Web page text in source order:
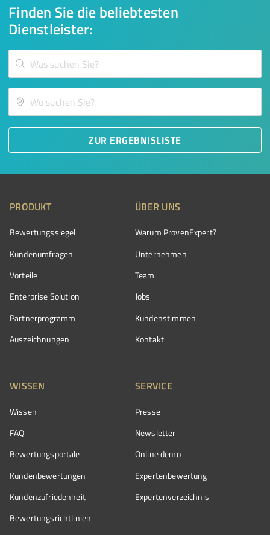
Finden Sie die beliebtesten
Dienstleister:
ZUR ERGEBNISLISTE
PRODUKT
Bewertungssiegel
Kundenumfragen
Vorteile
Enterprise Solution
Partnerprogramm
Auszeichnungen
ÜBER UNS
Warum ProvenExpert?
Unternehmen
Team
Jobs
Kundenstimmen
Kontakt
WISSEN
Wissen
FAQ
Bewertungsportale
Kundenbewertungen
Kundenzufriedenheit
Bewertungs­richtlinien
SERVICE
Presse
Newsletter
Online demo
Expertenbewertung
Expertenverzeichnis